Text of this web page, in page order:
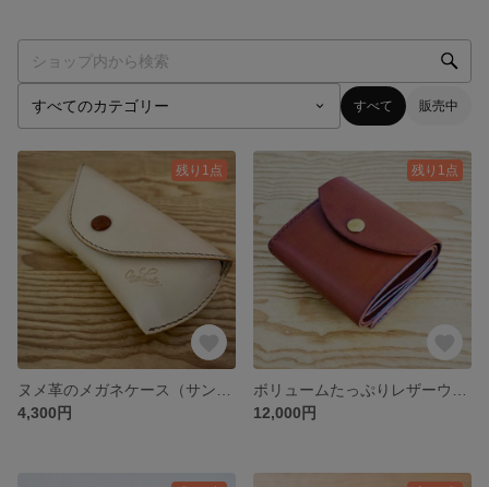
すべて 販売中
残り1点
4,300円
残り1点
12,000円